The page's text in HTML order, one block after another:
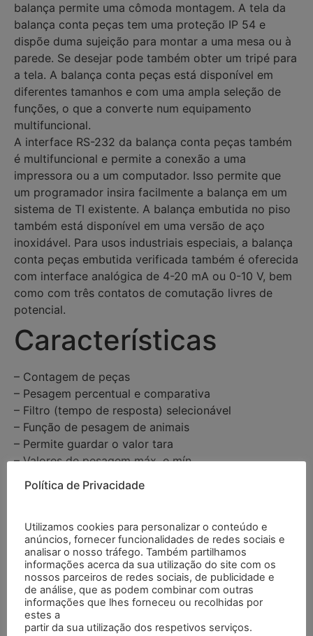
balança permite uma cômoda montagem. A tela da
balança conta peças tem uma proteção IP 54 e
dispõe duma sujeição para montar a uma mesa ou à
parede. Se desejar pode também obter um tripé para
a tela. A balança conta peças está disponível em
diferentes tamanhos e com uma ampla seleção de
funções, o que a converte num equipamento
multifuncional.
A interface RS-232 da balança conta peças também
é multifuncional e permite a conexão a uma
impressora ou a um computador. Isso permite que
um programador insira facilmente a balança em um
sistema de TI existente. A balança embutida no piso
também está disponível em uma versão de aço
inoxidável. Para usos industriais especiais, a balança
conta peças embutida verificada também é oferecida
com interface analógica de 4-20 mA ou 0-10 V, bem
como com três contatos de comutação livres de
potencial.
Características
– Contagem de peças
– Pesagem percentual e comparativa
– Filtro (tempo de resposta) selecionável
– Função de pesagem de animais
– Permite guardar o valor tara
– Valores de pesagem máx. e mín.
– Determinação da tolerância: MIN / MAX / OK
– Soma de várias pesagens
– Realização de receitas
– Interface RS-232 bidirecional ajustável
– Função estatística
– Ajuste da desconexão automática
– Valores líquido e bruto na tela
– Ajuste livre do menu
– Componentes livre de manutenção
Política de Privacidade
Utilizamos cookies para personalizar o conteúdo e
anúncios, fornecer funcionalidades de redes sociais e
analisar o nosso tráfego. Também partilhamos
informações acerca da sua utilização do site com os
nossos parceiros de redes sociais, de publicidade e
de análise, que as podem combinar com outras
informações que lhes forneceu ou recolhidas por
estes a
partir da sua utilização dos respetivos serviços.